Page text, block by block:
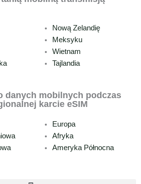
Nową Zelandię
Meksyku
Wietnam
Tajlandia
danych mobilnych podczas
karcie eSIM
Europa
Afryka
Ameryka Północna